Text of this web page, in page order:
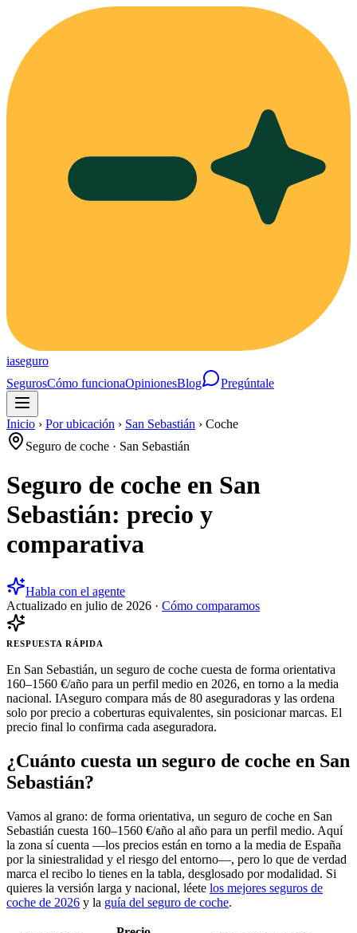
iaseguro
SegurosCómo funcionaOpinionesBlog Pregúntale
Inicio › Por ubicación › San Sebastián › Coche
Seguro de coche · San Sebastián
Seguro de coche en San
Sebastián: precio y
comparativa
Habla con el agente
Actualizado en julio de 2026 · Cómo comparamos
RESPUESTA RÁPIDA
En San Sebastián, un seguro de coche cuesta de forma orientativa
160–1560 €/año para un perfil medio en 2026, en torno a la media
nacional. IAseguro compara más de 80 aseguradoras y las ordena
solo por precio a coberturas equivalentes, sin posicionar marcas. El
precio final lo confirma cada aseguradora.
¿Cuánto cuesta un seguro de coche en San
Sebastián?
Vamos al grano: de forma orientativa, un seguro de coche en San
Sebastián cuesta 160–1560 €/año al año para un perfil medio. Aquí
la zona sí cuenta —los precios están en torno a la media de España
por la siniestralidad y el riesgo del entorno—, pero lo que de verdad
marca el recibo lo tienes en la tabla, desglosado por modalidad. Si
quieres la versión larga y nacional, léete los mejores seguros de
coche de 2026 y la guía del seguro de coche.